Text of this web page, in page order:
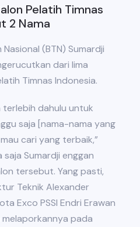
Pelatih Timnas
2 Nama
(BTN) Sumardji
dari lima
Timnas Indonesia.
terlebih dahulu untuk
saja [nama-nama yang
cari yang terbaik,”
saja Sumardji enggan
tersebut. Yang pasti,
Teknik Alexander
Exco PSSI Endri Erawan
pada